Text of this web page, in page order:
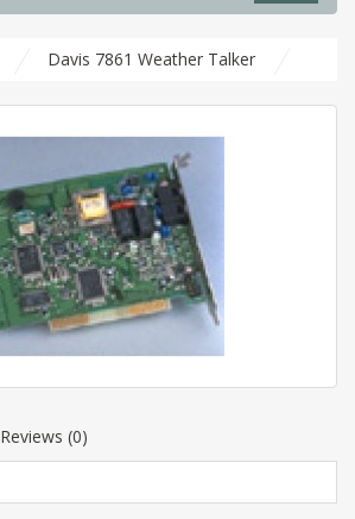
Davis 7861 Weather Talker
Reviews (0)